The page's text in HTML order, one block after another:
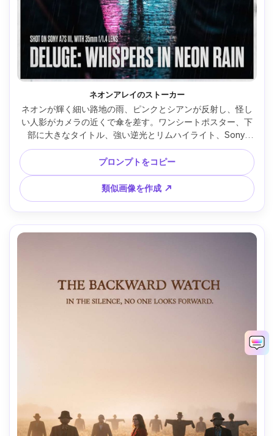
ネオンアレイのストーカー
ネオンが輝く細い路地の雨、ピンクとシアンが反射し、怪し
い人影がカメラの近くで傘を差す。ワンシートポスター、下
部に大きなタイトル、強い逆光とリムハイライト、Sony
A7S III・35mm f/1.4、ローアングル、シネマティックなボ
ケ、緊迫感、リアルな濡れた肌と布、鮮明なフォーカス、高
解像度、300dpi印刷対応、ザラついたカラグレ --ar 4:5
プロンプトをコピー
類似画像を作成 ↗